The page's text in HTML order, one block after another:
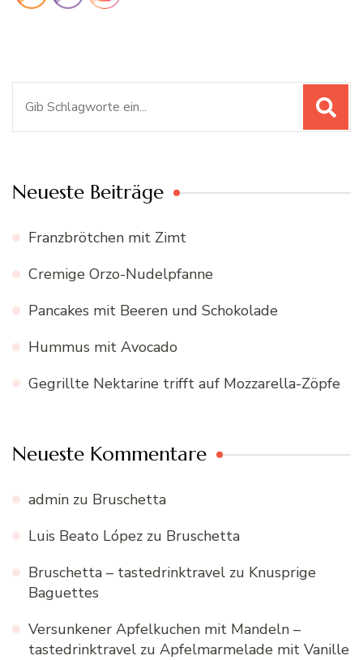
Neueste Beiträge
Franzbrötchen mit Zimt
Cremige Orzo-Nudelpfanne
Pancakes mit Beeren und Schokolade
Hummus mit Avocado
Gegrillte Nektarine trifft auf Mozzarella-Zöpfe
Neueste Kommentare
admin zu Bruschetta
Luis Beato López zu Bruschetta
Bruschetta – tastedrinktravel zu Knusprige
Baguettes
Versunkener Apfelkuchen mit Mandeln –
tastedrinktravel zu Apfelmarmelade mit Vanille